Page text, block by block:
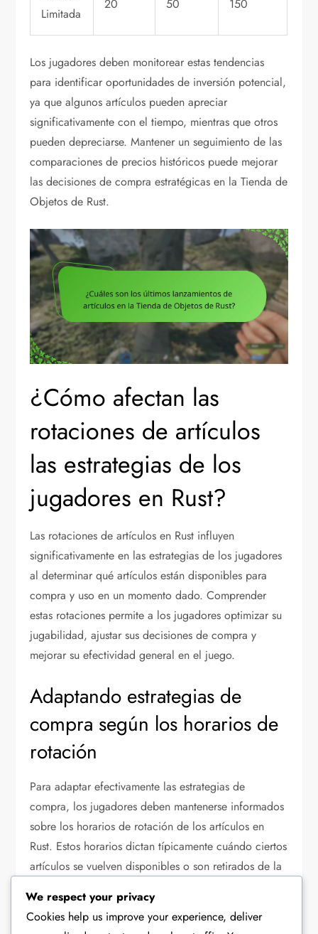
Limitada
20 50 150
Los jugadores deben monitorear estas tendencias
para identificar oportunidades de inversión potencial,
ya que algunos artículos pueden apreciar
significativamente con el tiempo, mientras que otros
pueden depreciarse. Mantener un seguimiento de las
comparaciones de precios históricos puede mejorar
las decisiones de compra estratégicas en la Tienda de
Objetos de Rust.
¿Cómo afectan las
rotaciones de artículos
las estrategias de los
jugadores en Rust?
Las rotaciones de artículos en Rust influyen
significativamente en las estrategias de los jugadores
al determinar qué artículos están disponibles para
compra y uso en un momento dado. Comprender
estas rotaciones permite a los jugadores optimizar su
jugabilidad, ajustar sus decisiones de compra y
mejorar su efectividad general en el juego.
Adaptando estrategias de
compra según los horarios de
rotación
Para adaptar efectivamente las estrategias de
compra, los jugadores deben mantenerse informados
sobre los horarios de rotación de los artículos en
Rust. Estos horarios dictan típicamente cuándo ciertos
artículos se vuelven disponibles o son retirados de la
recursos.
We respect your privacy
Cookies help us improve your experience, deliver